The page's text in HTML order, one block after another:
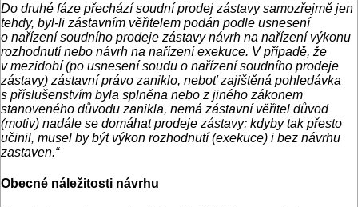
Do druhé fáze přechází soudní prodej zástavy samozřejmě jen
tehdy, byl-li zástavním věřitelem podán podle usnesení
o nařízení soudního prodeje zástavy návrh na nařízení výkonu
rozhodnutí nebo návrh na nařízení exekuce. V případě, že
v mezidobí (po usnesení soudu o nařízení soudního prodeje
zástavy) zástavní právo zaniklo, neboť zajištěná pohledávka
s příslušenstvím byla splněna nebo z jiného zákonem
stanoveného důvodu zanikla, nemá zástavní věřitel důvod
(motiv) nadále se domáhat prodeje zástavy; kdyby tak přesto
učinil, musel by být výkon rozhodnutí (exekuce) i bez návrhu
zastaven.“
Obecné náležitosti návrhu